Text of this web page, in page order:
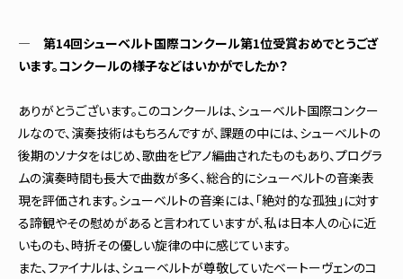
― 第14回シューベルト国際コンクール第1位受賞おめでとうござ
います。コンクールの様子などはいかがでしたか？
ありがとうございます。このコンクールは、シューベルト国際コンクー
ルなので、演奏技術はもちろんですが、課題の中には、シューベルトの
後期のソナタをはじめ、歌曲をピアノ編曲されたものもあり、プログラ
ムの演奏時間も長大で曲数が多く、総合的にシューベルトの音楽表
現を評価されます。シューベルトの音楽には、「絶対的な孤独」に対す
る諦観やその慰めがあると言われていますが、私は日本人の心に近
いものも、時折その優しい旋律の中に感じています。
また、ファイナルは、シューベルトが尊敬していたベートーヴェンのコ